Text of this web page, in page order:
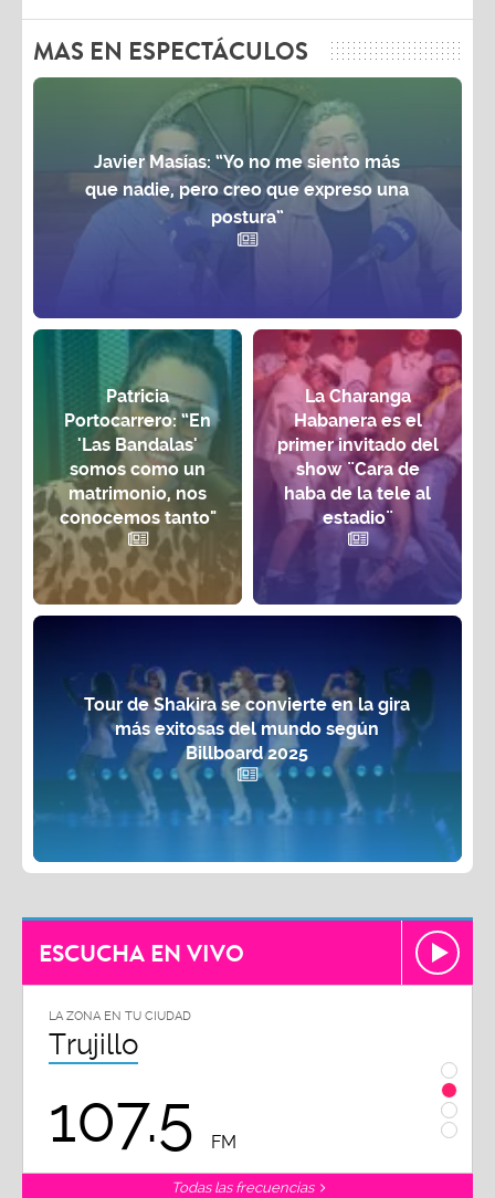
MAS EN ESPECTÁCULOS
Javier Masías: “Yo no me siento más
que nadie, pero creo que expreso una
postura”
Patricia
Portocarrero: “En
'Las Bandalas'
somos como un
matrimonio, nos
conocemos tanto"
La Charanga
Habanera es el
primer invitado del
show ¨Cara de
haba de la tele al
estadio¨
Tour de Shakira se convierte en la gira
más exitosas del mundo según
Billboard 2025
ESCUCHA EN VIVO
Todas las frecuencias